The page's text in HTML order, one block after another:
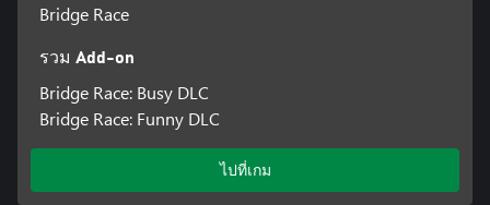
Bridge Race
รวม Add-on
Bridge Race: Busy DLC
Bridge Race: Funny DLC
ไปที่เกม